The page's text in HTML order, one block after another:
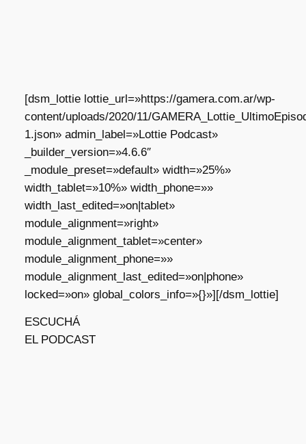
[dsm_lottie lottie_url=»https://gamera.com.ar/wp-
content/uploads/2020/11/
1.json» admin_label=»Lottie Podcast»
_builder_version=»4.6.6″
_module_preset=»default» width=»25%»
width_tablet=»10%» width_phone=»»
width_last_edited=»on|tablet»
module_alignment=»right»
module_alignment_tablet=»center»
module_alignment_phone=»»
module_alignment_last_edited=»on|phone»
locked=»on» global_colors_info=»{}»][/dsm_lottie]
ESCUCHÁ
EL PODCAST